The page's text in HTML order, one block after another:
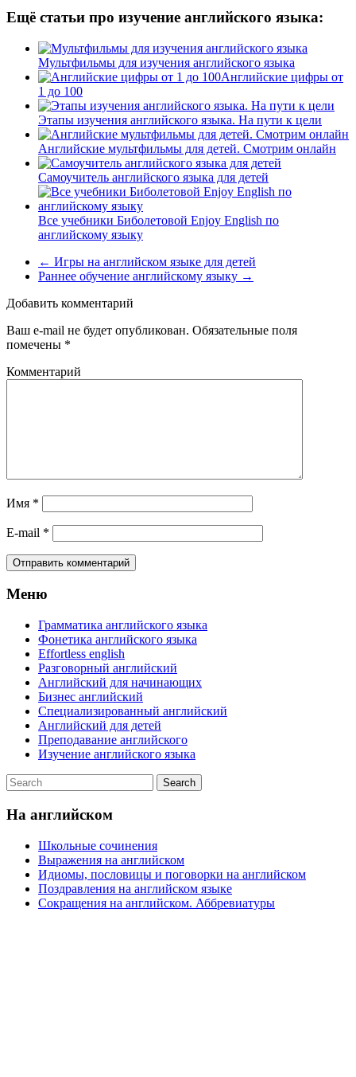
Ещё статьи про изучение английского языка:
Мультфильмы для изучения английского языка
Английские цифры от
1 до 100
Этапы изучения английского языка. На пути к цели
Английские мультфильмы для детей. Смотрим онлайн
Самоучитель английского языка для детей
Все учебники Биболетовой Enjoy English по
английскому языку
← Игры на английском языке для детей
Раннее обучение английскому языку →
Добавить комментарий
Ваш e-mail не будет опубликован. Обязательные поля
помечены *
Комментарий
Имя *
E-mail *
Меню
Грамматика английского языка
Фонетика английского языка
Effortless english
Разговорный английский
Английский для начинающих
Бизнес английский
Специализированный английский
Английский для детей
Преподавание английского
Изучение английского языка
На английском
Школьные сочинения
Выражения на английском
Идиомы, пословицы и поговорки на английском
Поздравления на английском языке
Сокращения на английском. Аббревиатуры